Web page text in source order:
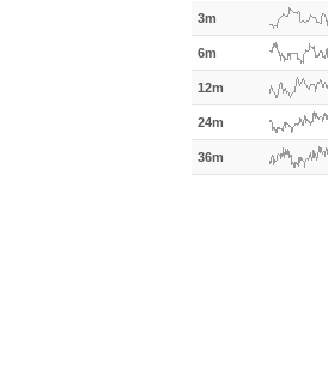
3m
6m
12m
24m
36m